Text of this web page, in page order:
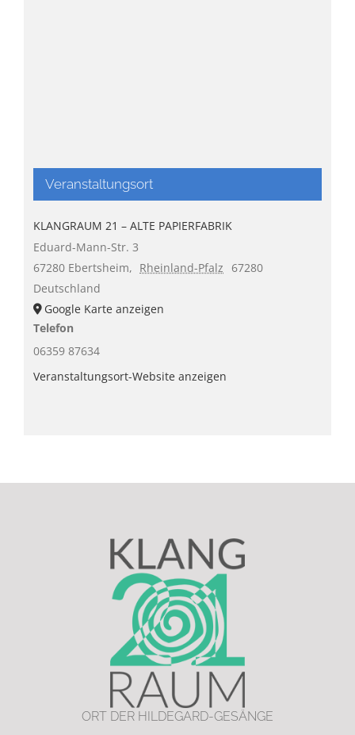
Veranstaltungsort
KLANGRAUM 21 – ALTE PAPIERFABRIK
Eduard-Mann-Str. 3
67280 Ebertsheim, Rheinland-Pfalz
67280
Deutschland
Google Karte anzeigen
Telefon
06359 87634
Veranstaltungsort-Website anzeigen
ORT DER HILDEGARD-GESÄNGE